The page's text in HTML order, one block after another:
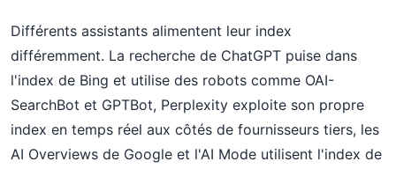
Différents assistants alimentent leur index
différemment. La recherche de ChatGPT puise dans
l'index de Bing et utilise des robots comme OAI-
SearchBot et GPTBot, Perplexity exploite son propre
index en temps réel aux côtés de fournisseurs tiers, les
AI Overviews de Google et l'AI Mode utilisent l'index de